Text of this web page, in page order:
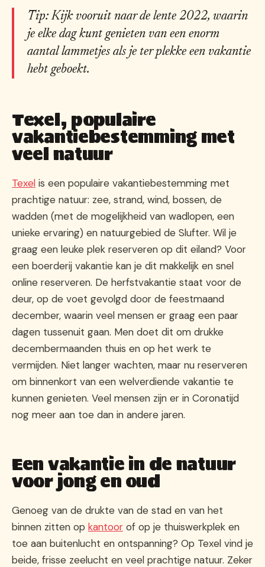
Tip: Kijk vooruit naar de lente 2022, waarin
je elke dag kunt genieten van een enorm
aantal lammetjes als je ter plekke een vakantie
hebt geboekt.
Texel, populaire
vakantiebestemming met
veel natuur
Texel is een populaire vakantiebestemming met
prachtige natuur: zee, strand, wind, bossen, de
wadden (met de mogelijkheid van wadlopen, een
unieke ervaring) en natuurgebied de Slufter. Wil je
graag een leuke plek reserveren op dit eiland? Voor
een boerderij vakantie kan je dit makkelijk en snel
online reserveren. De herfstvakantie staat voor de
deur, op de voet gevolgd door de feestmaand
december, waarin veel mensen er graag een paar
dagen tussenuit gaan. Men doet dit om drukke
decembermaanden thuis en op het werk te
vermijden. Niet langer wachten, maar nu reserveren
om binnenkort van een welverdiende vakantie te
kunnen genieten. Veel mensen zijn er in Coronatijd
nog meer aan toe dan in andere jaren.
Een vakantie in de natuur
voor jong en oud
Genoeg van de drukte van de stad en van het
binnen zitten op kantoor of op je thuiswerkplek en
toe aan buitenlucht en ontspanning? Op Texel vind je
beide, frisse zeelucht en veel prachtige natuur. Zeker